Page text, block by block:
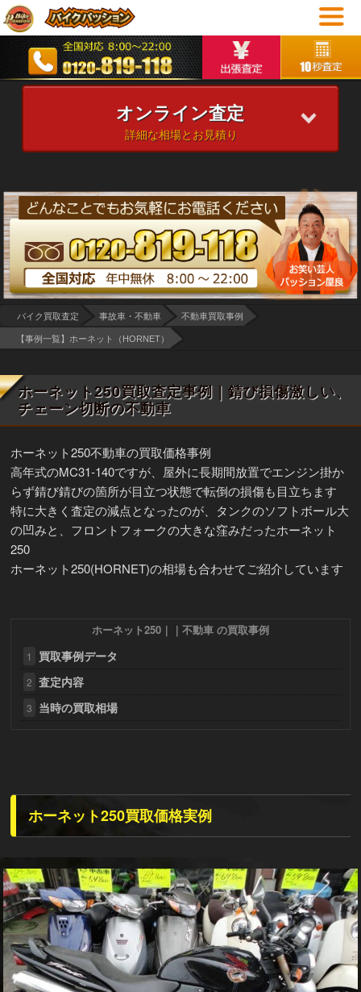
オンライン査定
詳細な相場とお見積り
バイク買取査定 事故車・不動車 不動車買取事例
【事例一覧】ホーネット（HORNET）
ホーネット250買取査定事例｜錆び損傷激しい、
チェーン切断の不動車
ホーネット250不動車の買取価格事例
高年式のMC31-140ですが、屋外に長期間放置でエンジン掛か
らず錆び錆びの箇所が目立つ状態で転倒の損傷も目立ちます
特に大きく査定の減点となったのが、タンクのソフトボール大
の凹みと、フロントフォークの大きな窪みだったホーネット
250
ホーネット250(HORNET)の相場も合わせてご紹介しています
ホーネット250｜｜不動車 の買取事例
1 買取事例データ
2 査定内容
3 当時の買取相場
ホーネット250買取価格実例